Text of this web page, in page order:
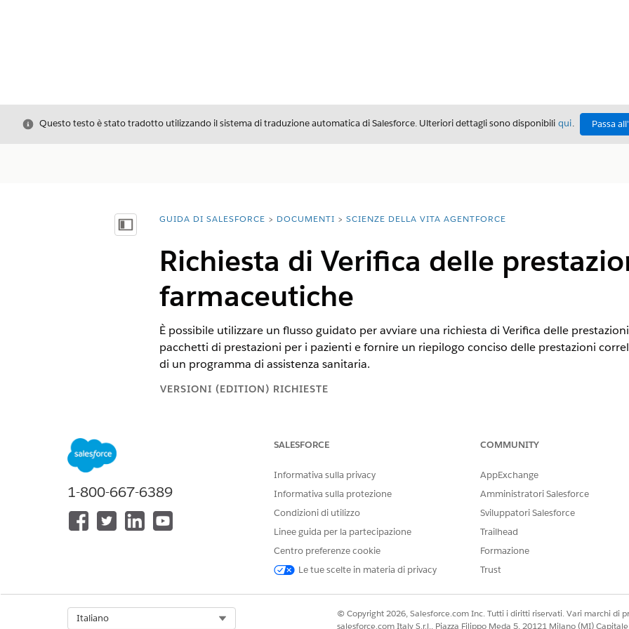
Chiudi
Questo testo è stato tradotto utilizzando il sistema di traduzione automatica di Salesforce. Ulteriori dettagli sono disponibili qui. Passa
Mostra sommario
Ti trovi qui:
GUIDA DI SALESFORCE DOCUMENTI SCIENZE DELLA VITA AGENTFORCE
Richiesta di Verifica delle
farmaceutiche
È possibile utilizzare un flusso guidato per avviare una richiesta di Verifica delle
pacchetti di prestazioni per i pazienti e fornire un riepilogo conciso delle prestazioni
di un programma di assistenza sanitaria.
VERSIONI (EDITION) RICHIESTE
EnterpriseEdition e Edition con Life Sciences Cloud o Health Cloud
Richiesta di verifica manuale
Con la richiesta di verifica manuale, è possibile collegarsi direttamente agli organismi
prestazioni del paziente e registrare manualmente i dettagli della copertura nella sezione
Richiesta di verifica elettronica
Con la richiesta di verifica elettronica, lo scambio di dati viene automatizzato con stanze
si collegano ulteriormente agli organismi pagatori per scoprire i dettagli delle prestazioni
1-800-667-6389
SALESFORCE
Informativa sulla privacy
Informativa sulla protezione
Condizioni di utilizzo
Linee guida per la partecipazione
Centro preferenze cookie
Le tue scelte in materia di privacy
COMMUNITY
AppExchange
Amministratori Salesforce
Sviluppatori Salesforce
Trailhead
Formazione
Trust
Italiano
© Copyright 2026, Salesforce.com Inc. Tutti i diritti riservati. Vari marchi di
salesforce.com Italy S.r.l., Piazza Filippo Meda 5, 20121 Milano (MI)